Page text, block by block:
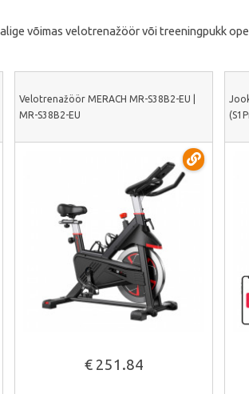
võimas velotrenažöör või treeningpukk
Velotrenažöör MERACH MR-S38B2-EU |
MR-S38B2-EU
€ 251.84